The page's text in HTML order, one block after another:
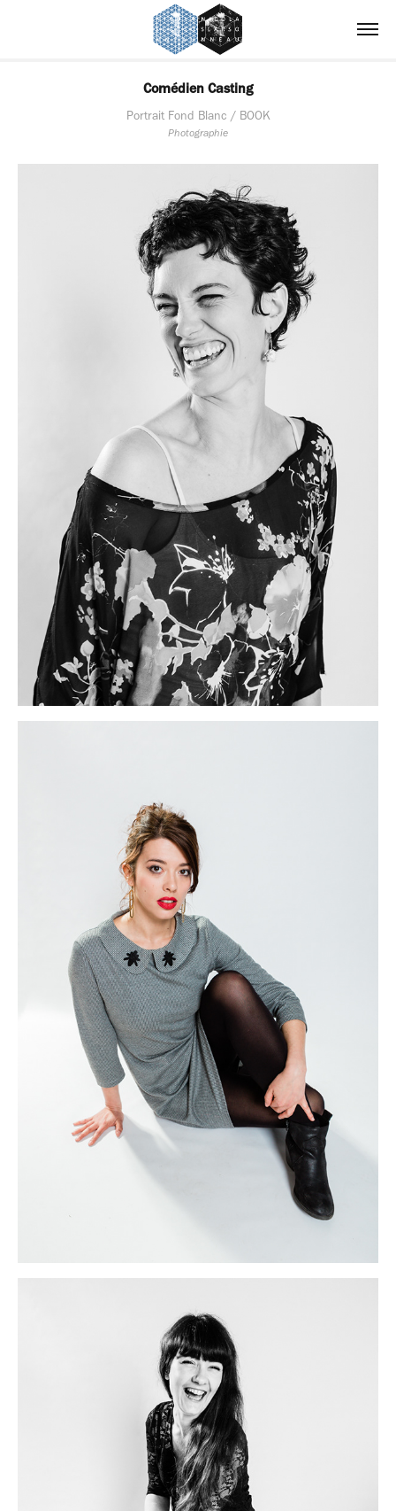
Comédien Casting
Portrait Fond Blanc / BOOK
Photographie